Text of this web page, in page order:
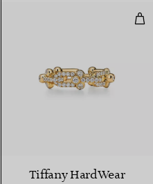
Tiffany HardWear